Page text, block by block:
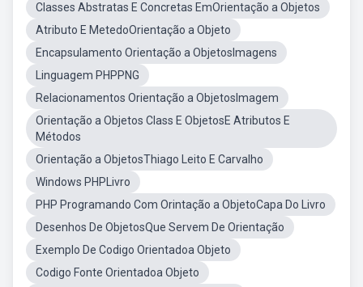
Classes Abstratas E Concretas EmOrientação a Objetos
Atributo E MetedoOrientação a Objeto
Encapsulamento Orientação a ObjetosImagens
Linguagem PHPPNG
Relacionamentos Orientação a ObjetosImagem
Orientação a Objetos Class E ObjetosE Atributos E
Métodos
Orientação a ObjetosThiago Leito E Carvalho
Windows PHPLivro
PHP Programando Com Orintação a ObjetoCapa Do Livro
Desenhos De ObjetosQue Servem De Orientação
Exemplo De Codigo Orientadoa Objeto
Codigo Fonte Orientadoa Objeto